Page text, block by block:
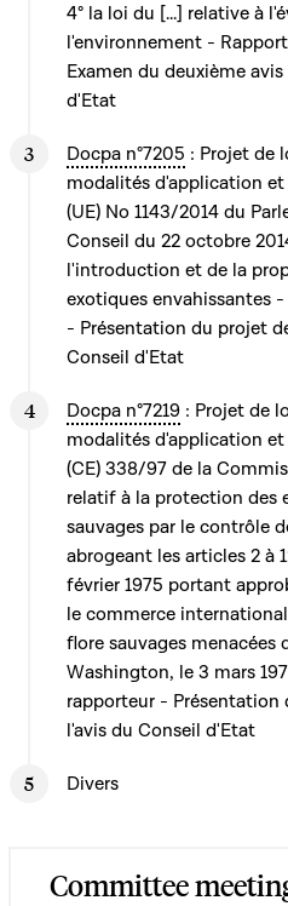
4° la loi du [...] relative à
l'environnement -
Examen du deuxième
d'Etat
Docpa n°7205 : Projet de
modalités d'application
(UE) No 1143/2014 du
Conseil du 22 octobre
l'introduction et de la
exotiques envahissantes
- Présentation du projet
Conseil d'Etat
Docpa n°7219 : Projet de
modalités d'application
(CE) 338/97 de la
relatif à la protection des
sauvages par le contrôle
abrogeant les articles 2 à
février 1975 portant
le commerce
flore sauvages menacées
Washington, le 3 mars
rapporteur - Présentation
l'avis du Conseil d'Etat
Divers
Committee